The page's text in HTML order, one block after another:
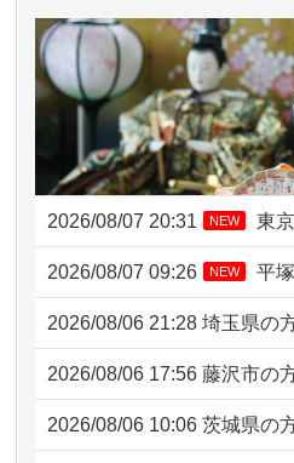
2026/08/07 20:31 NEW 東
2026/08/07 09:26 NEW 平
2026/08/06 21:28 埼玉県の
2026/08/06 17:56 藤沢市の
2026/08/06 10:06 茨城県の